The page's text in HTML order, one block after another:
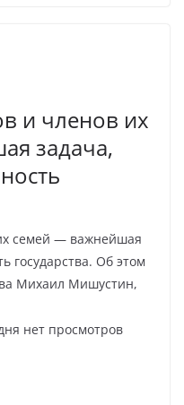
и членов их
задача,
семей — важнейшая
государства. Об этом
Михаил Мишустин,
нет просмотров